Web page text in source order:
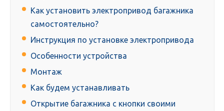
Как установить электропривод багажника
самостоятельно?
Инструкция по установке электропривода
Особенности устройства
Монтаж
Как будем устанавливать
Открытие багажника с кнопки своими